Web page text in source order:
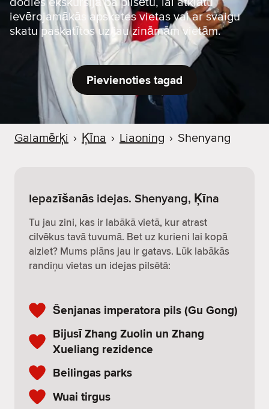
dodies ekskursijā pa pilsētu, lai atklātu
ievērojamākās apskates vietas vai ar svaigu
skatu paskatītos uz jau zināmām vietām.
Pievienoties tagad
Galamērķi › Ķīna › Liaoning › Shenyang
Iepazīšanās idejas. Shenyang, Ķīna
Tu jau zini, kas ir labākā vietā, kur atrast
cilvēkus tavā tuvumā. Bet uz kurieni lai kopā
aiziet? Mums plāns jau ir gatavs. Lūk labākās
randiņu vietas un idejas pilsētā:
Šenjanas imperatora pils (Gu Gong)
Bijusī Zhang Zuolin un Zhang
Xueliang rezidence
Beilingas parks
Wuai tirgus